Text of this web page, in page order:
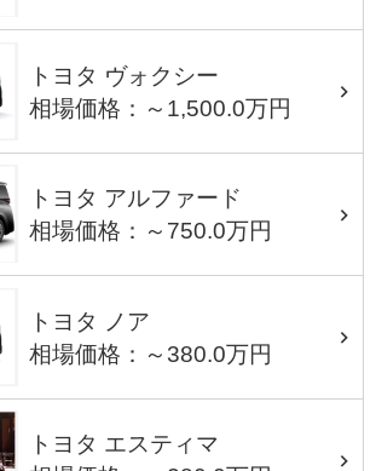
トヨタ ヴォクシー
相場価格：～1,500.0万円
トヨタ アルファード
相場価格：～750.0万円
トヨタ ノア
相場価格：～380.0万円
トヨタ エスティマ